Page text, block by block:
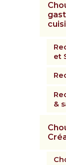
et
&